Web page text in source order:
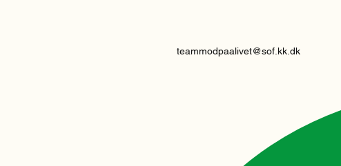
teammodpaalivet@sof.kk.dk